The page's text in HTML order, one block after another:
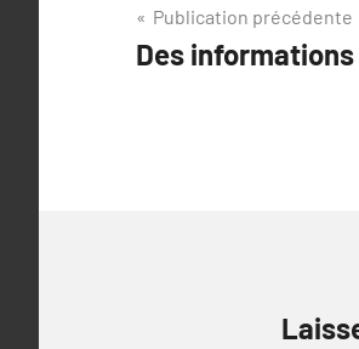
Navigation
de
Publication précédente
Des